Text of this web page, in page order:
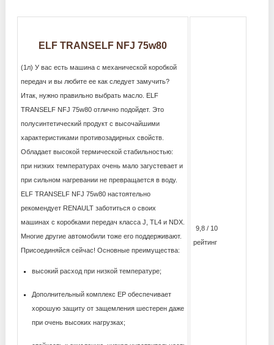
ELF TRANSELF NFJ 75w80
(1л) У вас есть машина с механической коробкой
передач и вы любите ее как следует замучить?
Итак, нужно правильно выбрать масло. ELF
TRANSELF NFJ 75w80 отлично подойдет. Это
полусинтетический продукт с высочайшими
характеристиками противозадирных свойств.
Обладает высокой термической стабильностью:
при низких температурах очень мало загустевает и
при сильном нагревании не превращается в воду.
ELF TRANSELF NFJ 75w80 настоятельно
рекомендует RENAULT заботиться о своих
машинах с коробками передач класса J, TL4 и NDX.
Многие другие автомобили тоже его поддерживают.
Присоединяйся сейчас! Основные преимущества:
высокий расход при низкой температуре;
Дополнительный комплекс EP обеспечивает
хорошую защиту от защемления шестерен даже
при очень высоких нагрузках;
9,8 / 10
рейтинг